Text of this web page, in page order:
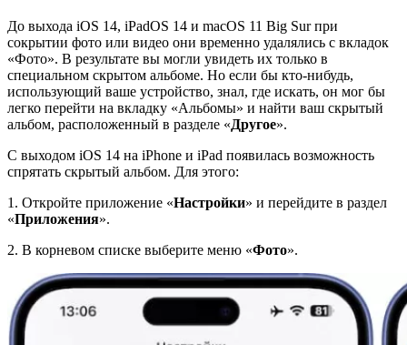
До выхода iOS 14, iPadOS 14 и macOS 11 Big Sur при
сокрытии фото или видео они временно удалялись с вкладок
«Фото». В результате вы могли увидеть их только в
специальном скрытом альбоме. Но если бы кто-нибудь,
использующий ваше устройство, знал, где искать, он мог бы
легко перейти на вкладку «Альбомы» и найти ваш скрытый
альбом, расположенный в разделе «Другое».
С выходом iOS 14 на iPhone и iPad появилась возможность
спрятать скрытый альбом. Для этого:
1. Откройте приложение «Настройки» и перейдите в раздел
«Приложения».
2. В корневом списке выберите меню «Фото».